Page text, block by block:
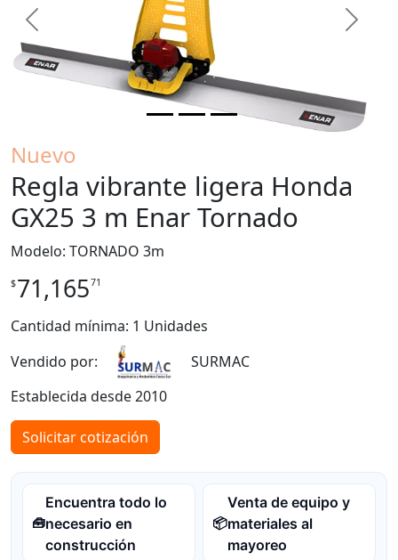
Previous Next
Nuevo
Regla vibrante ligera Honda
GX25 3 m Enar Tornado
Modelo: TORNADO 3m
$71,16571
Cantidad mínima: 1 Unidades
Vendido por:
SURMAC
Establecida desde 2010
Solicitar cotización
🧰
Encuentra todo lo
necesario en
construcción
📦
Venta de equipo y
materiales al
mayoreo